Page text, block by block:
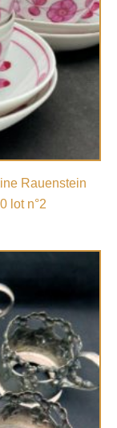
Rauenstein
lot n°2